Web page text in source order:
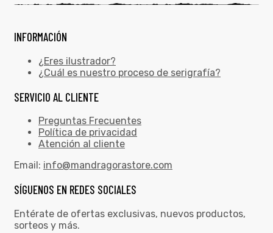
INFORMACIÓN
¿Eres ilustrador?
¿Cuál es nuestro proceso de serigrafía?
SERVICIO AL CLIENTE
Preguntas Frecuentes
Política de privacidad
Atención al cliente
Email: info@mandragorastore.com
SÍGUENOS EN REDES SOCIALES
Entérate de ofertas exclusivas, nuevos productos,
sorteos y más.